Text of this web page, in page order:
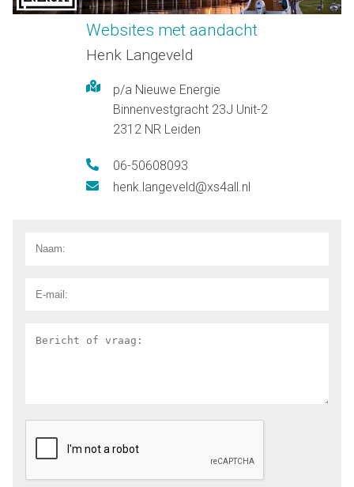
Websites met aandacht
Henk Langeveld
p/a Nieuwe Energie
Binnenvestgracht 23J Unit-2
2312 NR Leiden
06-50608093
henk.langeveld@xs4all.nl